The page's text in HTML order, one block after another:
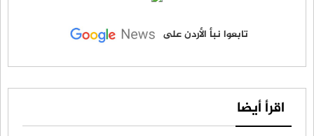
تابعوا نبأ الأردن على
اقرأ أيضا